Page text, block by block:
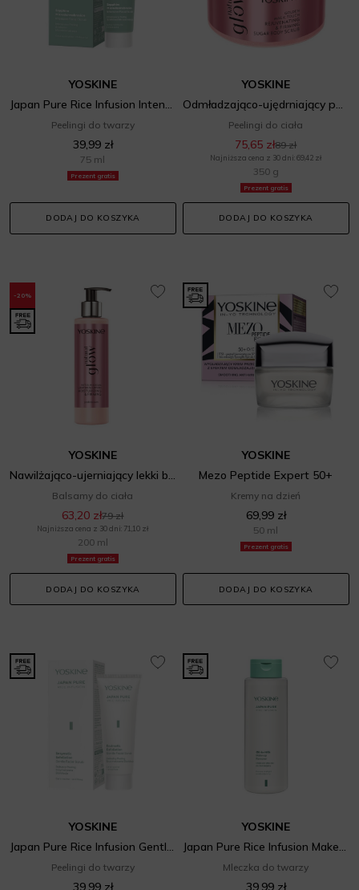
Prezent gratis
YOSKINE
Peelingi do twarzy
39,99 zł
75 ml
DODAJ DO KOSZYKA
Prezent gratis
YOSKINE
Peelingi do ciała
75,65 zł89 zł
Najniższa cena z 30 dni: 69,42 zł
350 g
DODAJ DO KOSZYKA
-20%
Prezent gratis
YOSKINE
Nawilżająco-ujerniający lekki balsam do ciała
Balsamy do ciała
63,20 zł79 zł
Najniższa cena z 30 dni: 71,10 zł
200 ml
DODAJ DO KOSZYKA
Prezent gratis
YOSKINE
Mezo Peptide Expert 50+
Kremy na dzień
69,99 zł
50 ml
DODAJ DO KOSZYKA
YOSKINE
Japan Pure Rice Infusion Gentle Facial Scrub
Peelingi do twarzy
39,99 zł
YOSKINE
Japan Pure Rice Infusion Make-up Remover
Mleczka do twarzy
39,99 zł